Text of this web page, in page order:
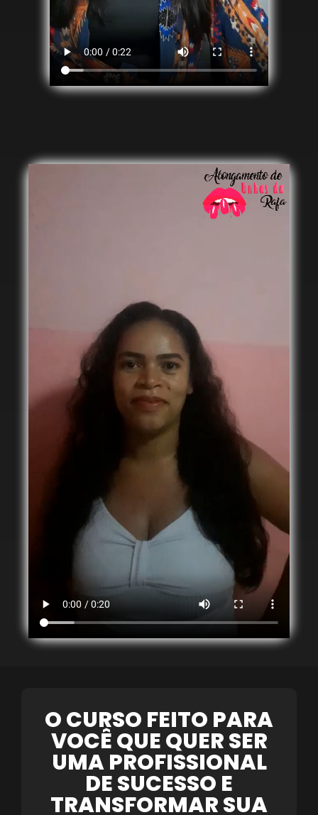
O CURSO FEITO PARA
VOCÊ QUE QUER SER
UMA PROFISSIONAL
DE SUCESSO E
TRANSFORMAR SUA